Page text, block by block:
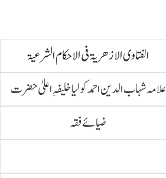
الفتاوی الازھریۃ فی الاحکام الشرعیۃ
علامہ شہاب الدین احمد کولیا خلیفہِ اعلیٰ حضرت
ضیائے فقہ